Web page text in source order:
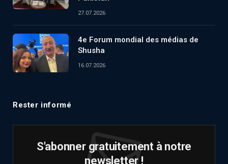
27.07.2026
4e Forum mondial des médias de
Shusha
16.07.2026
Rester informé
S'abonner gratuitement à notre
newsletter !